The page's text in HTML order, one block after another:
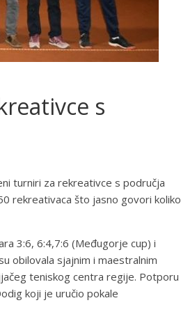
s
turniri za rekreativce s područja
rekreativaca što jasno govori koliko
3:6, 6:4,7:6 (Međugorje cup) i
obilovala sjajnim i maestralnim
teniskog centra regije. Potporu
koji je uručio pokale